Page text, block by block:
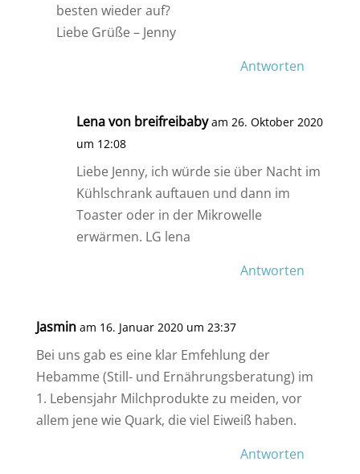
besten wieder auf?
Liebe Grüße – Jenny
Antworten
Lena von breifreibaby am 26. Oktober 2020
um 12:08
Liebe Jenny, ich würde sie über Nacht im
Kühlschrank auftauen und dann im
Toaster oder in der Mikrowelle
erwärmen. LG lena
Antworten
Jasmin am 16. Januar 2020 um 23:37
Bei uns gab es eine klar Emfehlung der
Hebamme (Still- und Ernährungsberatung) im
1. Lebensjahr Milchprodukte zu meiden, vor
allem jene wie Quark, die viel Eiweiß haben.
Antworten